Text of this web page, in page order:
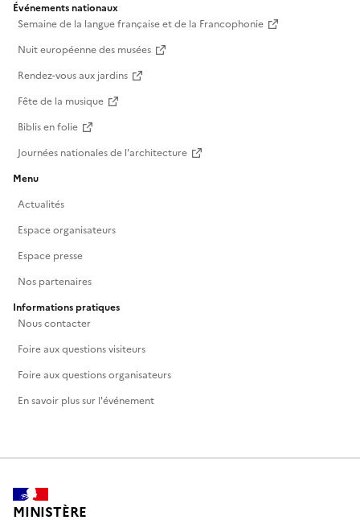
Événements nationaux
Semaine de la langue française et de la Francophonie
Nuit européenne des musées
Rendez-vous aux jardins
Fête de la musique
Biblis en folie
Journées nationales de l'architecture
Menu
Actualités
Espace organisateurs
Espace presse
Nos partenaires
Informations pratiques
Nous contacter
Foire aux questions visiteurs
Foire aux questions organisateurs
En savoir plus sur l'événement
MINISTÈRE